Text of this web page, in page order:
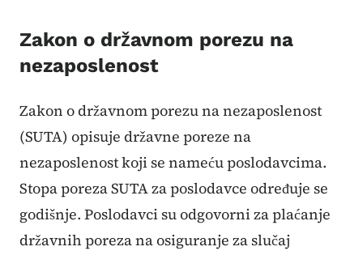
Zakon o državnom porezu na
nezaposlenost
Zakon o državnom porezu na nezaposlenost
(SUTA) opisuje državne poreze na
nezaposlenost koji se nameću poslodavcima.
Stopa poreza SUTA za poslodavce određuje se
godišnje. Poslodavci su odgovorni za plaćanje
državnih poreza na osiguranje za slučaj